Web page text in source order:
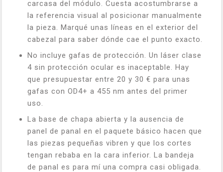
carcasa del módulo. Cuesta acostumbrarse a
la referencia visual al posicionar manualmente
la pieza. Marqué unas líneas en el exterior del
cabezal para saber dónde cae el punto exacto.
No incluye gafas de protección. Un láser clase
4 sin protección ocular es inaceptable. Hay
que presupuestar entre 20 y 30 € para unas
gafas con OD4+ a 455 nm antes del primer
uso.
La base de chapa abierta y la ausencia de
panel de panal en el paquete básico hacen que
las piezas pequeñas vibren y que los cortes
tengan rebaba en la cara inferior. La bandeja
de panal es para mí una compra casi obligada.